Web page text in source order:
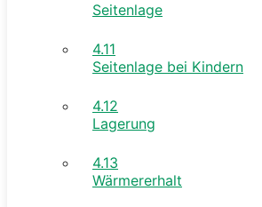
Seitenlage
4.11
Seitenlage bei Kindern
4.12
Lagerung
4.13
Wärmererhalt